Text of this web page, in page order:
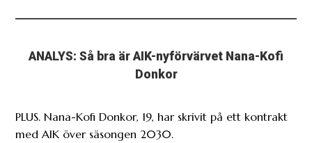
ANALYS: Så bra är AIK-nyförvärvet Nana-Kofi
Donkor
PLUS. Nana-Kofi Donkor, 19, har skrivit på ett kontrakt
med AIK över säsongen 2030.